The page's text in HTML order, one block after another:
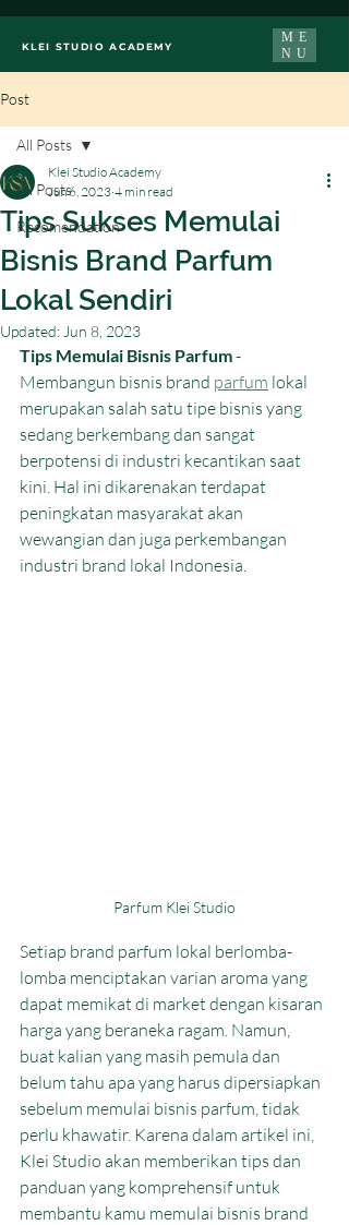
KLEI STUDIO ACADEMY
ME
NU
Post
All Posts
Recomendation
All Posts
Tips Sukses Memulai
Bisnis Brand Parfum
Lokal Sendiri
Klei Studio Academy
Jun 6, 2023 4 min read
Updated: Jun 8, 2023
Tips Memulai Bisnis Parfum -
Membangun bisnis brand parfum lokal
merupakan salah satu tipe bisnis yang
sedang berkembang dan sangat
berpotensi di industri kecantikan saat
kini. Hal ini dikarenakan terdapat
peningkatan masyarakat akan
wewangian dan juga perkembangan
industri brand lokal Indonesia.
Parfum Klei Studio
Setiap brand parfum lokal berlomba-
lomba menciptakan varian aroma yang
dapat memikat di market dengan kisaran
harga yang beraneka ragam. Namun,
buat kalian yang masih pemula dan
belum tahu apa yang harus dipersiapkan
sebelum memulai bisnis parfum, tidak
perlu khawatir. Karena dalam artikel ini,
Klei Studio akan memberikan tips dan
panduan yang komprehensif untuk
membantu kamu memulai bisnis brand